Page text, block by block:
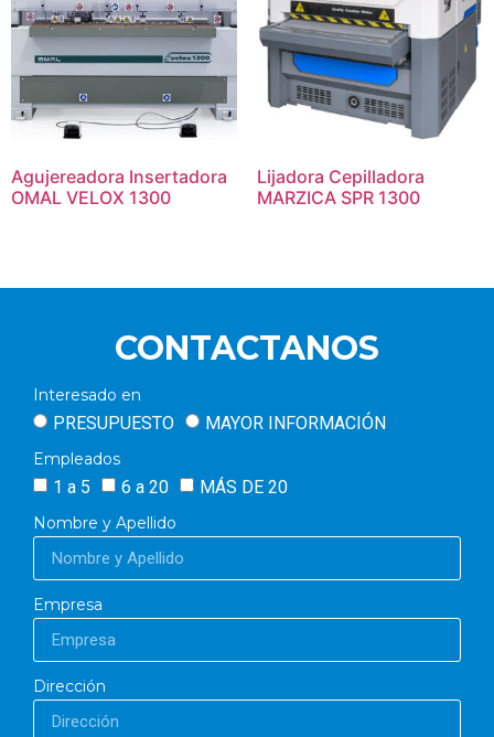
Agujereadora Insertadora
OMAL VELOX 1300
Lijadora Cepilladora
MARZICA SPR 1300
CONTACTANOS
Interesado en
PRESUPUESTO MAYOR INFORMACIÓN
Empleados
1 a 5 6 a 20 MÁS DE 20
Nombre y Apellido
Empresa
Dirección